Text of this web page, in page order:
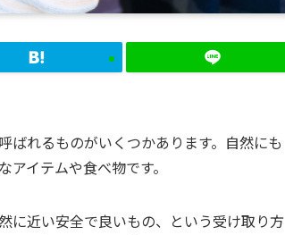
ばれるものがいくつかあります。自然にも
イテムや食べ物です。
に近い安全で良いもの、という受け取り方